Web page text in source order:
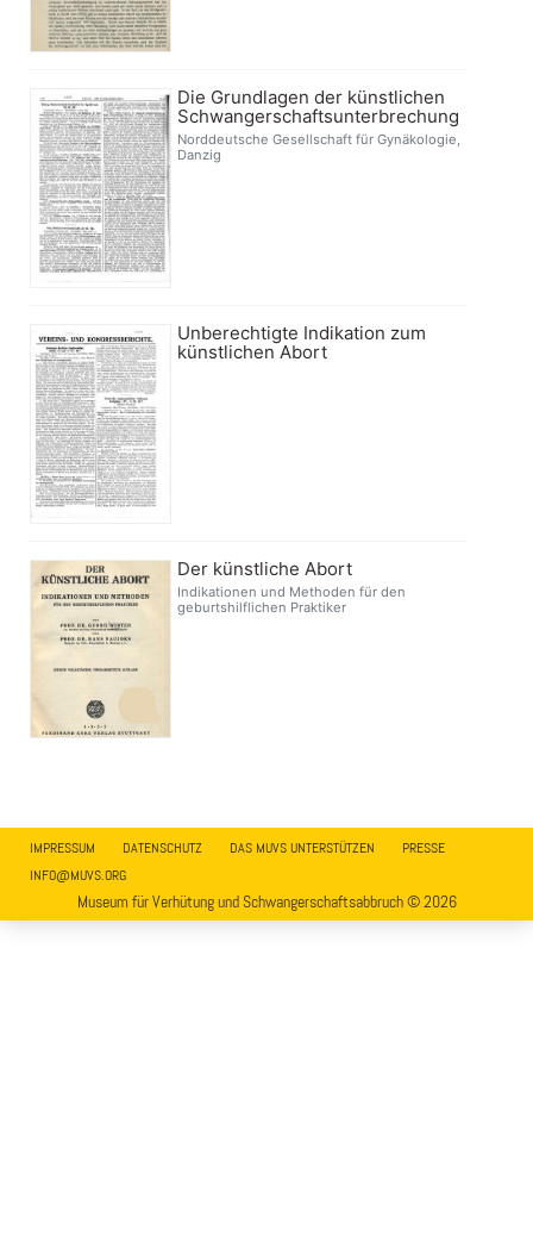
Die Grundlagen der künstlichen
Schwangerschaftsunterbrechung
Norddeutsche Gesellschaft für Gynäkologie,
Danzig
Unberechtigte Indikation zum
künstlichen Abort
Der künstliche Abort
Indikationen und Methoden für den
geburtshilflichen Praktiker
IMPRESSUM DATENSCHUTZ DAS MUVS UNTERSTÜTZEN
PRESSE
INFO@MUVS.ORG
Museum für Verhütung und Schwangerschaftsabbruch © 2026